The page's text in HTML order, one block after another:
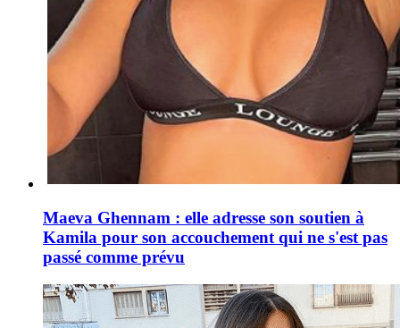
Maeva Ghennam : elle adresse son soutien à
Kamila pour son accouchement qui ne s'est pas
passé comme prévu